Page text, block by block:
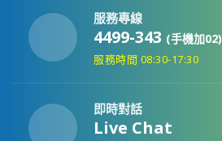
服務專線
4499-343 (手機加02)
服務時間 08:30-17:30
即時對話
Live Chat